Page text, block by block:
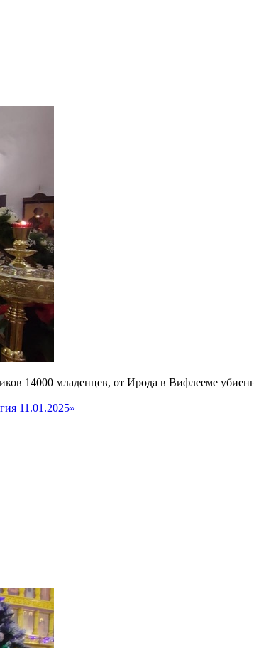
14000 младенцев, от Ирода в Вифлееме
11.01.2025»